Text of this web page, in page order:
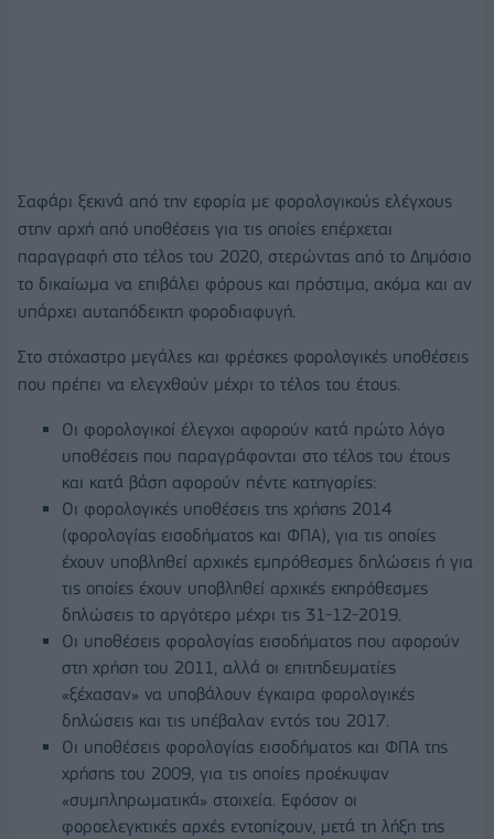
Σαφάρι ξεκινά από την εφορία με φορολογικούς ελέγχους
στην αρχή από υποθέσεις για τις οποίες επέρχεται
παραγραφή στο τέλος του 2020, στερώντας από το Δημόσιο
το δικαίωμα να επιβάλει φόρους και πρόστιμα, ακόμα και αν
υπάρχει αυταπόδεικτη φοροδιαφυγή.
Στο στόχαστρο μεγάλες και φρέσκες φορολογικές υποθέσεις
που πρέπει να ελεγχθούν μέχρι το τέλος του έτους.
Οι φορολογικοί έλεγχοι αφορούν κατά πρώτο λόγο
υποθέσεις που παραγράφονται στο τέλος του έτους
και κατά βάση αφορούν πέντε κατηγορίες:
Οι φορολογικές υποθέσεις της χρήσης 2014
(φορολογίας εισοδήματος και ΦΠΑ), για τις οποίες
έχουν υποβληθεί αρχικές εμπρόθεσμες δηλώσεις ή για
τις οποίες έχουν υποβληθεί αρχικές εκπρόθεσμες
δηλώσεις το αργότερο μέχρι τις 31-12-2019.
Οι υποθέσεις φορολογίας εισοδήματος που αφορούν
στη χρήση του 2011, αλλά οι επιτηδευματίες
«ξέχασαν» να υποβάλουν έγκαιρα φορολογικές
δηλώσεις και τις υπέβαλαν εντός του 2017.
Οι υποθέσεις φορολογίας εισοδήματος και ΦΠΑ της
χρήσης του 2009, για τις οποίες προέκυψαν
«συμπληρωματικά» στοιχεία. Εφόσον οι
φοροελεγκτικές αρχές εντοπίζουν, μετά τη λήξη της